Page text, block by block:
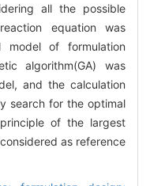
all the possible
equation was
model of formulation
algorithm(GA) was
and the calculation
search for the optimal
of the largest
as reference